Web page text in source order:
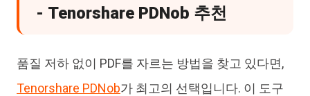
- Tenorshare PDNob 추천
품질 저하 없이 PDF를 자르는 방법을 찾고 있다면,
Tenorshare PDNob가 최고의 선택입니다. 이 도구